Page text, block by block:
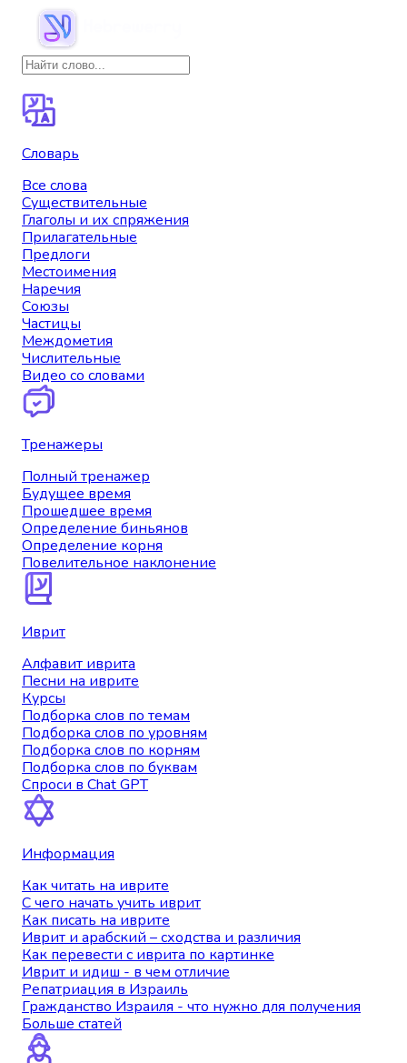
Словарь
Все слова
Существительные
Глаголы и их спряжения
Прилагательные
Предлоги
Местоимения
Наречия
Союзы
Частицы
Междометия
Числительные
Видео со словами
Тренажеры
Полный тренажер
Будущее время
Прошедшее время
Определение биньянов
Определение корня
Повелительное наклонение
Иврит
Алфавит иврита
Песни на иврите
Курсы
Подборка слов по темам
Подборка слов по уровням
Подборка слов по корням
Подборка слов по буквам
Спроси в Chat GPT
Информация
Как читать на иврите
С чего начать учить иврит
Как писать на иврите
Иврит и арабский – сходства и различия
Как перевести с иврита по картинке
Иврит и идиш - в чем отличие
Репатриация в Израиль
Гражданство Израиля - что нужно для получения
Больше статей